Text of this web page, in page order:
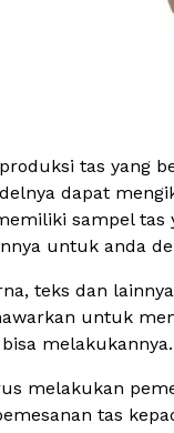
tas yang
dapat
sampel
untuk anda
teks dan
untuk
bisa melakukannya.
melakukan
tas